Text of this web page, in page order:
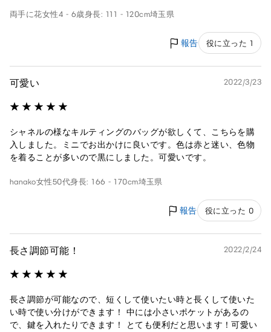
両手に花女性4 - 6歳身長: 111 - 120cm埼玉県
報告 役に立った 1
可愛い 2022/3/23
シャネルの様なキルティングのバッグが欲しくて、こちらを購
入しました。ミニでお出かけに良いです。色は赤と迷い、色物
を着ることが多いので黒にしました。可愛いです。
hanako女性50代身長: 166 - 170cm埼玉県
報告 役に立った 0
長さ調節可能！ 2022/2/24
長さ調節が可能なので、短くして使いたい時と長くして使いた
い時で使い分けができます！ 中には小さいポケットがあるの
で、鍵を入れたりできます！ とても便利だと思います！可愛い